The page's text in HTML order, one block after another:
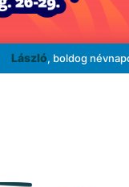
László, boldog